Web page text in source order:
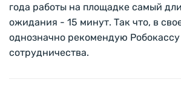
года работы на площадке самый
ожидания - 15 минут. Так что, в
однозначно рекомендую Робокассу
сотрудничества.